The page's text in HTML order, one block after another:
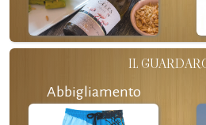
IL
Abbigliamento